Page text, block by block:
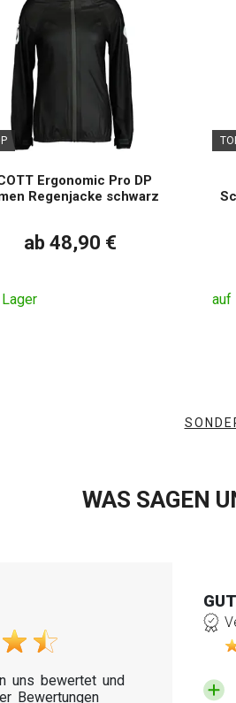
Ergonomic Pro DP
Regenjacke schwarz
ab 48,90 €
auf
WAS SAGEN
uns bewertet und
Bewertungen
GUT